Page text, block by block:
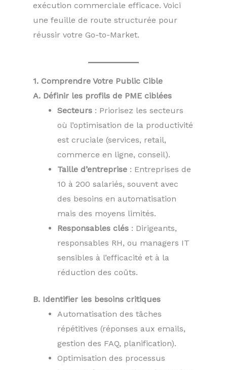
exécution commerciale efficace. Voici
une feuille de route structurée pour
réussir votre Go-to-Market.
1. Comprendre Votre Public Cible
A. Définir les profils de PME ciblées
Secteurs : Priorisez les secteurs
où l’optimisation de la productivité
est cruciale (services, retail,
commerce en ligne, conseil).
Taille d’entreprise : Entreprises de
10 à 200 salariés, souvent avec
des besoins en automatisation
mais des moyens limités.
Responsables clés : Dirigeants,
responsables RH, ou managers IT
sensibles à l’efficacité et à la
réduction des coûts.
B. Identifier les besoins critiques
Automatisation des tâches
répétitives (réponses aux emails,
gestion des FAQ, planification).
Optimisation des processus